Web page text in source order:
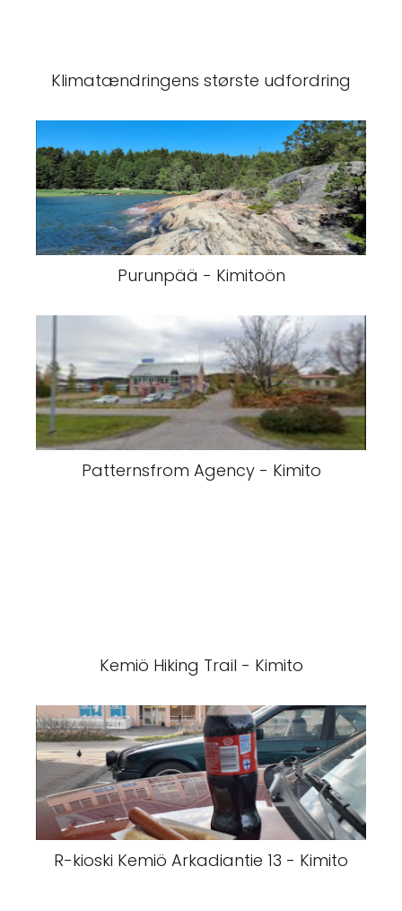
Klimatændringens største udfordring
Purunpää - Kimitoön
Patternsfrom Agency - Kimito
Kemiö Hiking Trail - Kimito
R-kioski Kemiö Arkadiantie 13 - Kimito